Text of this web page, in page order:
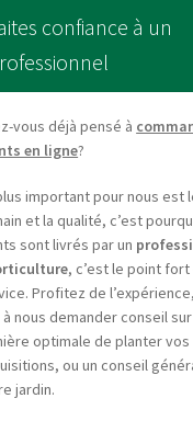
confiance à un
vous déjà pensé à
en ligne?
important pour nous est
et la qualité, c’est
sont livrés par un
, c’est le point
Profitez de
nous demander conseil sur
optimale de planter vos
ou un conseil
jardin.